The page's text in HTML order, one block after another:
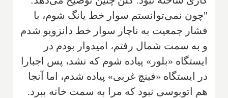
"چون نمی‌توانستم سوار خط یانگ شوم، با
فشار جمعیت به ناچار سوار خط دانزویو شدم
و به سمت شمال رفتم، امیدوار بودم در
ایستگاه «بلور» پیاده شوم که نشد، پس اجبارا
در ایستگاه «فینچ غربی» پیاده شدم، اما آنجا
هم اتوبوسی نبود که مرا به سمت خانه ببرد.